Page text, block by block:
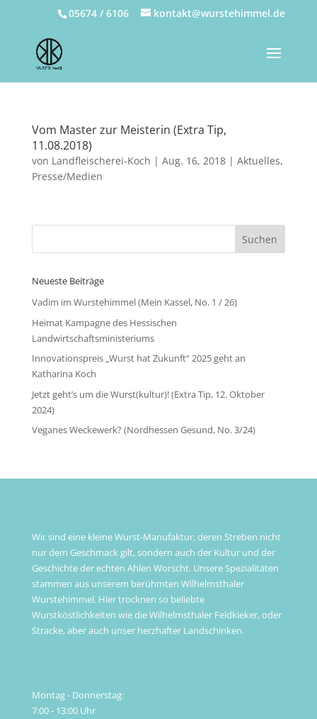
05674 / 6106 kontakt@wurstehimmel.de
Vom Master zur Meisterin (Extra Tip,
11.08.2018)
von Landfleischerei-Koch | Aug. 16, 2018| Aktuelles,
Presse/Medien
Neueste Beiträge
Vadim im Wurstehimmel (Mein Kassel, No. 1 / 26)
Heimat Kampagne des Hessischen
Landwirtschaftsministeriums
Innovationspreis „Wurst hat Zukunft“ 2025 geht an
Katharina Koch
Jetzt geht’s um die Wurst(kultur)! (Extra Tip, 12. Oktober
2024)
Veganes Weckewerk? (Nordhessen Gesund, No. 3/24)
Wir sind eine kleine Wurst-Manufaktur, deren Streben nicht
nur dem Geschmack gilt, sondern auch der Kultur und der
Geschichte der echten Ahlen Worscht. Unsere Spezialitäten
stammen aus unserem berühmten Wilhelmsthaler
Wurstehimmel. Hier trocknen so beliebte
Wurstköstlichkeiten wie die Wilhelmsthaler Feldkieker, oder
Stracke, aber auch unser herzhafter Landschinken.
Montag - Donnerstag:
7:00 - 13:00 Uhr